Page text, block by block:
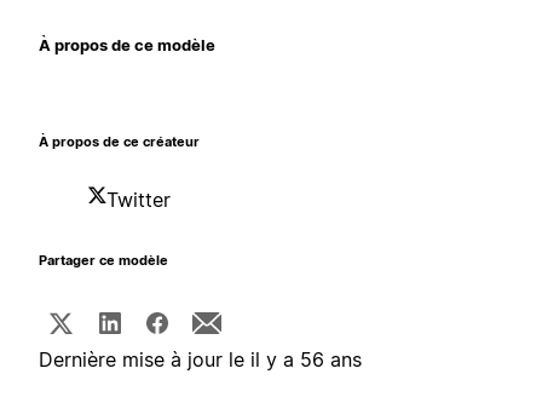
À propos de ce modèle
À propos de ce créateur
Twitter
Partager ce modèle
Dernière mise à jour le il y a 56 ans